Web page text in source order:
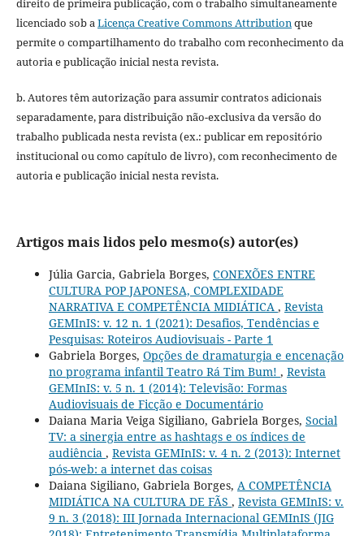
direito de primeira publicação, com o trabalho simultaneamente
licenciado sob aLicença Creative Commons Attributionque
permite o compartilhamento do trabalho com reconhecimento da
autoria e publicação inicial nesta revista.
b. Autores têm autorização para assumir contratos adicionais
separadamente, para distribuição não-exclusiva da versão do
trabalho publicada nesta revista (ex.: publicar em repositório
institucional ou como capítulo de livro), com reconhecimento de
autoria e publicação inicial nesta revista.
Artigos mais lidos pelo mesmo(s) autor(es)
Júlia Garcia, Gabriela Borges, CONEXÕES ENTRE
CULTURA POP JAPONESA, COMPLEXIDADE
NARRATIVA E COMPETÊNCIA MIDIÁTICA , Revista
GEMInIS: v. 12 n. 1 (2021): Desafios, Tendências e
Pesquisas: Roteiros Audiovisuais - Parte 1
Gabriela Borges, Opções de dramaturgia e encenação
no programa infantil Teatro Rá Tim Bum! , Revista
GEMInIS: v. 5 n. 1 (2014): Televisão: Formas
Audiovisuais de Ficção e Documentário
Daiana Maria Veiga Sigiliano, Gabriela Borges, Social
TV: a sinergia entre as hashtags e os índices de
audiência , Revista GEMInIS: v. 4 n. 2 (2013): Internet
pós-web: a internet das coisas
Daiana Sigiliano, Gabriela Borges, A COMPETÊNCIA
MIDIÁTICA NA CULTURA DE FÃS , Revista GEMInIS: v.
9 n. 3 (2018): III Jornada Internacional GEMInIS (JIG